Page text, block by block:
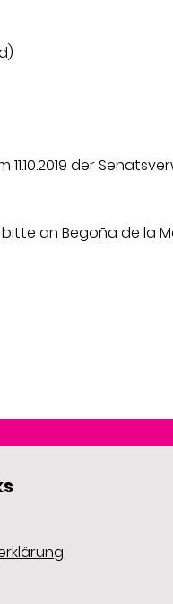
11.10.2019 der
an Begoña de la